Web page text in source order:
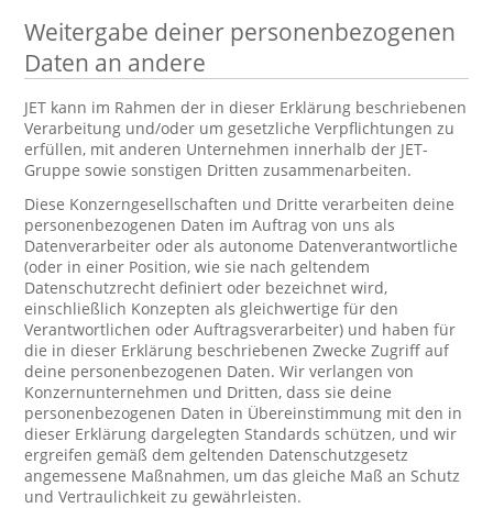
Weitergabe deiner personenbezogenen
Daten an andere
JET kann im Rahmen der in dieser Erklärung beschriebenen
Verarbeitung und/oder um gesetzliche Verpflichtungen zu
erfüllen, mit anderen Unternehmen innerhalb der JET-
Gruppe sowie sonstigen Dritten zusammenarbeiten.
Diese Konzerngesellschaften und Dritte verarbeiten deine
personenbezogenen Daten im Auftrag von uns als
Datenverarbeiter oder als autonome Datenverantwortliche
(oder in einer Position, wie sie nach geltendem
Datenschutzrecht definiert oder bezeichnet wird,
einschließlich Konzepten als gleichwertige für den
Verantwortlichen oder Auftragsverarbeiter) und haben für
die in dieser Erklärung beschriebenen Zwecke Zugriff auf
deine personenbezogenen Daten. Wir verlangen von
Konzernunternehmen und Dritten, dass sie deine
personenbezogenen Daten in Übereinstimmung mit den in
dieser Erklärung dargelegten Standards schützen, und wir
ergreifen gemäß dem geltenden Datenschutzgesetz
angemessene Maßnahmen, um das gleiche Maß an Schutz
und Vertraulichkeit zu gewährleisten.